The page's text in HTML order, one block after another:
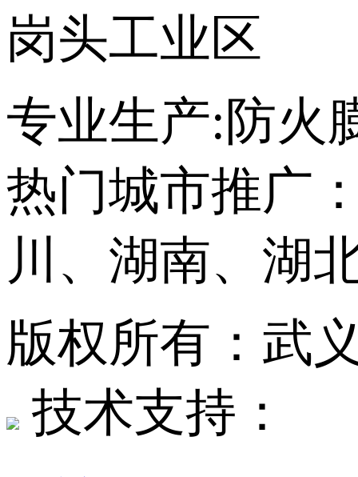
岗头工业区
专业生产:防火
热门城市推广
川、湖南、湖
版权所有：武
技术支持：